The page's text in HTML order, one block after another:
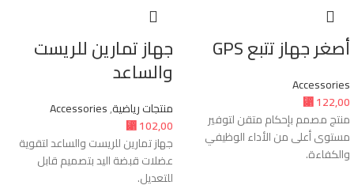
أصغر جهاز تتبع GPS
Accessories
⃁122,00
منتج مصمم بإحكام متقن لتوفير
مستوى أعلى من الأداء الوظيفي
والكفاءة.
جهاز تمارين للريست
والساعد
منتجات رياضية,
Accessories
⃁102,00
جهاز تمارين للريست والساعد لتقوية
عضلات قبضة اليد بتصميم قابل
للتعديل.